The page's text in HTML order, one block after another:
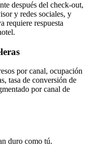
después del check-out,
y redes sociales, y
requiere respuesta
por canal, ocupación
tasa de conversión de
por canal de
duro como tú.